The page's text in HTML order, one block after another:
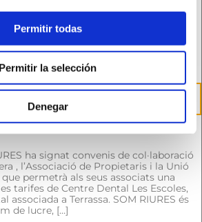
Permitir todas
Permitir la selección
Denegar
27
Apr
ha signat convenis de col·laboració
, l’Associació de Propietaris i la Unió
permetrà als seus associats una
tarifes de Centre Dental Les Escoles,
associada a Terrassa. SOM RIURES és
de lucre, […]